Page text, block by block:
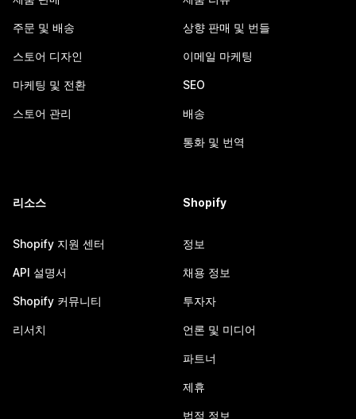
주문 및 배송
스토어 디자인
마케팅 및 전환
스토어 관리
상향 판매 및 번들
이메일 마케팅
SEO
배송
통화 및 번역
리소스
Shopify 지원 센터
API 설명서
Shopify 커뮤니티
리서치
Shopify
정보
채용 정보
투자자
언론 및 미디어
파트너
제휴
법적 정보